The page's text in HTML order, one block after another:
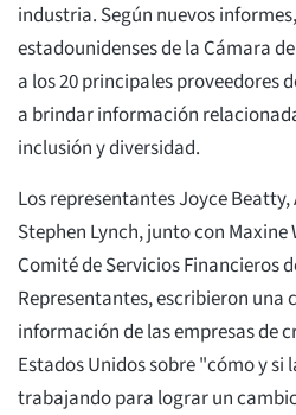
industria. Según nuevos
estadounidenses de la Cámara
a los 20 principales proveedores
a brindar información
inclusión y diversidad.
Los representantes Joyce Beatty,
Stephen Lynch, junto con
Comité de Servicios Financieros
Representantes, escribieron
información de las empresas de
Estados Unidos sobre "cómo y si
trabajando para lograr un